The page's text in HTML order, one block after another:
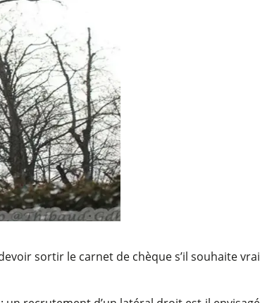
devoir sortir le carnet de chèque s’il souhaite